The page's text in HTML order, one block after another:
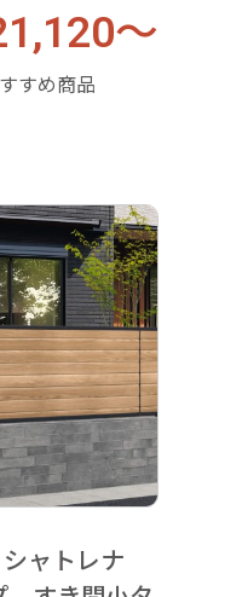
～
すめ商品
ャトレナ